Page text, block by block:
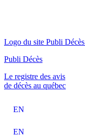
Logo du site Publi Décès
Publi Décès
Le registre des avis
de décès au québec
EN
EN